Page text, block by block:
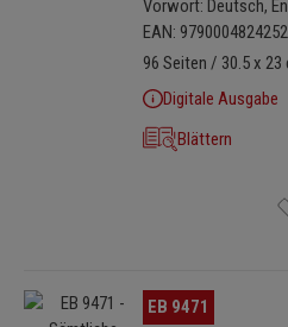
Vorwort: Deutsch,
EAN: 9790004824252
96 Seiten / 30.5 x
Digitale Ausgabe
Blättern
Bildergalerie überspringen
EB 9471